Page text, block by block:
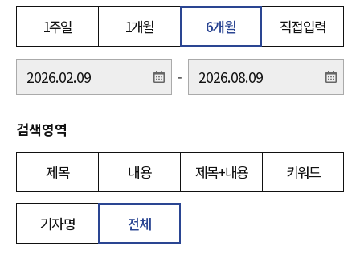
1주일 1개월 6개월 직접입력
-
검색영역
제목 내용 제목+내용 키워드
기자명 전체